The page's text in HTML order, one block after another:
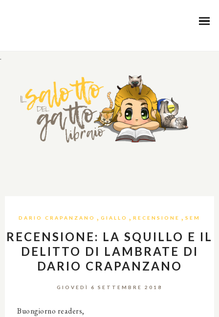
.
DARIO CRAPANZANO , GIALLO , RECENSIONE , SEM
RECENSIONE: LA SQUILLO E IL
DELITTO DI LAMBRATE DI
DARIO CRAPANZANO
GIOVEDÌ 6 SETTEMBRE 2018
Buongiorno readers,